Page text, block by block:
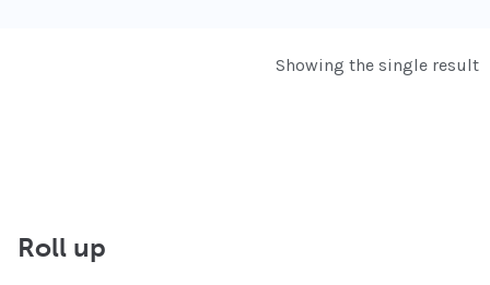
Showing the single result
Roll up